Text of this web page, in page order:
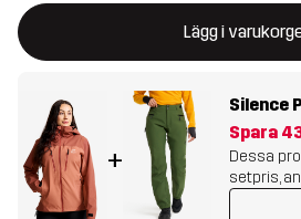
Lägg i
Denna knapp kommer att öppna en
{{size}} inte tillgänglig
+
Silence
Spara
Dessa
setpris,